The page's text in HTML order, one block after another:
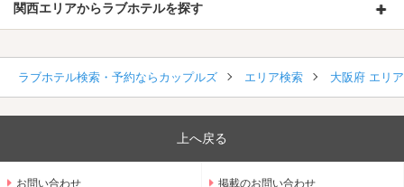
関西エリアからラブホテルを探す
ラブホテル検索・予約ならカップルズ エリア検索 大阪府 エリ
上へ戻る
お問い合わせ 掲載のお問い合わせ